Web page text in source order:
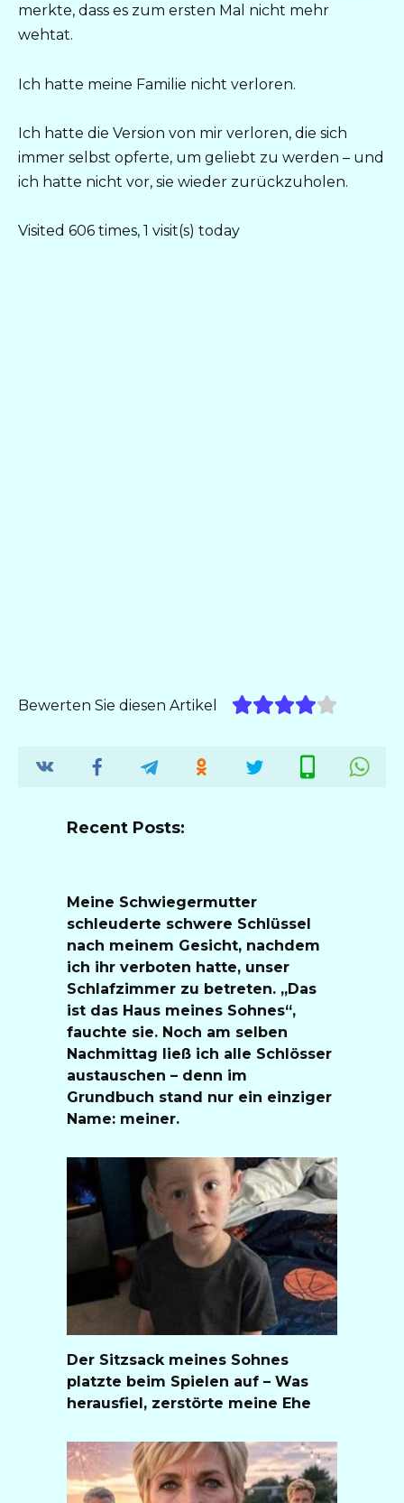
merkte, dass es zum ersten Mal nicht mehr
wehtat.
Ich hatte meine Familie nicht verloren.
Ich hatte die Version von mir verloren, die sich
immer selbst opferte, um geliebt zu werden – und
ich hatte nicht vor, sie wieder zurückzuholen.
Visited 606 times, 1 visit(s) today
Bewerten Sie diesen Artikel
Recent Posts:
Meine Schwiegermutter
schleuderte schwere Schlüssel
nach meinem Gesicht, nachdem
ich ihr verboten hatte, unser
Schlafzimmer zu betreten. „Das
ist das Haus meines Sohnes“,
fauchte sie. Noch am selben
Nachmittag ließ ich alle Schlösser
austauschen – denn im
Grundbuch stand nur ein einziger
Name: meiner.
Der Sitzsack meines Sohnes
platzte beim Spielen auf – Was
herausfiel, zerstörte meine Ehe